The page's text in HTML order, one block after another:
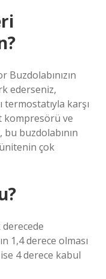
Buzdolabınızın
ederseniz,
termostatıyla karşı
kompresörü ve
buzdolabının
çok
derecede
1,4 derece olması
4 derece kabul